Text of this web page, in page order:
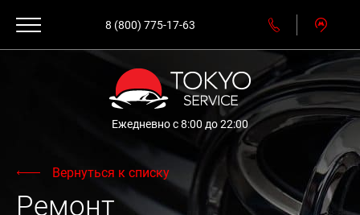
8 (800) 775-17-63
Ежедневно с 8:00 до 22:00
Вернуться к списку
Ремонт